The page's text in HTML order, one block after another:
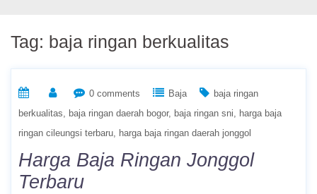
Tag: baja ringan berkualitas
0 comments Baja
baja ringan
berkualitas
baja ringan daerah bogor baja ringan sni
harga baja
ringan cileungsi terbaru
harga baja ringan daerah jonggol
Harga Baja Ringan Jonggol
Terbaru